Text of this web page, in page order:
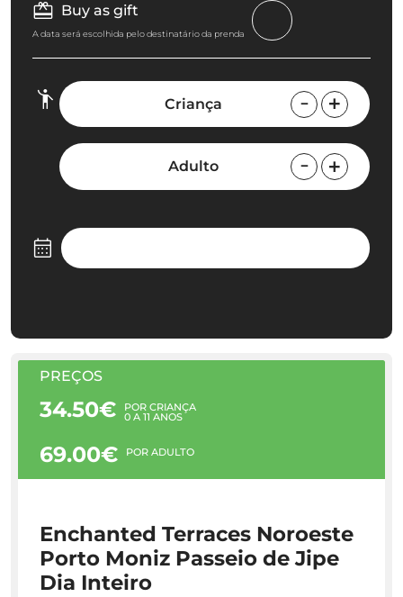
Buy as gift
A data será escolhida pelo destinatário da prenda
Criança
Adulto
PREÇOS
34.50€ POR CRIANÇA
0 A 11 ANOS
69.00€ POR ADULTO
Enchanted Terraces Noroeste
Porto Moniz Passeio de Jipe
Dia Inteiro